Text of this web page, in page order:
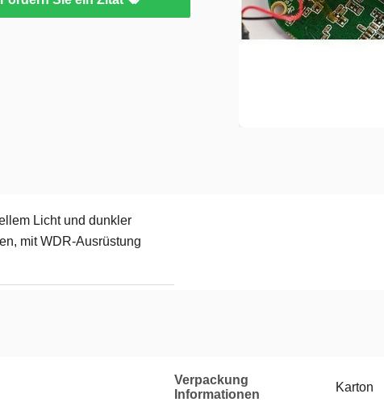
Licht und dunkler
mit WDR-Ausrüstung
Verpackung
Informationen
Karton